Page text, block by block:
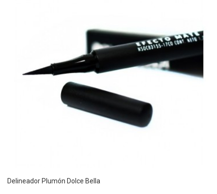
Delineador Plumón Dolce Bella